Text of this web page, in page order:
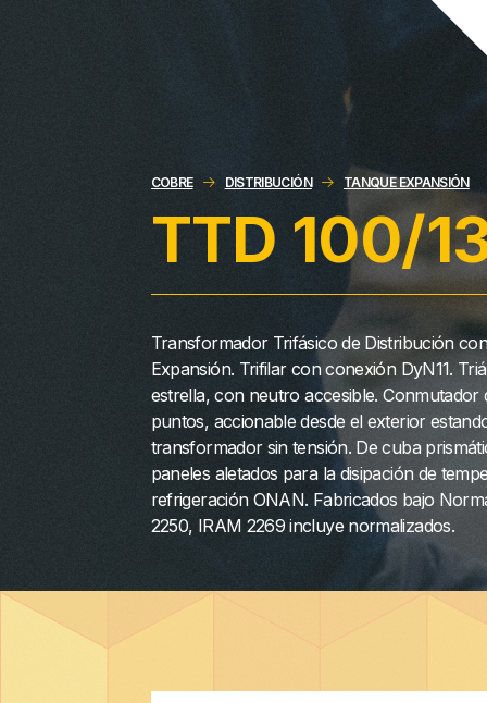
COBRE DISTRIBUCIÓN TANQUE EXPANSIÓN
TTD 100/
Transformador Trifásico de Distribución
Expansión. Trifilar con conexión DyN11.
estrella, con neutro accesible. Conmutador
puntos, accionable desde el exterior
transformador sin tensión. De cuba
paneles aletados para la disipación de
refrigeración ONAN. Fabricados bajo
2250, IRAM 2269 incluye normalizados.